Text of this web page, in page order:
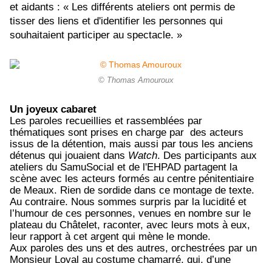
et aidants : « Les différents ateliers ont permis de
tisser des liens et d'identifier les personnes qui
souhaitaient participer au spectacle. »
© Thomas Amouroux
Un joyeux cabaret
Les paroles recueillies et rassemblées par
thématiques sont prises en charge par des acteurs
issus de la détention, mais aussi par tous les anciens
détenus qui jouaient dans Watch. Des participants aux
ateliers du SamuSocial et de l'EHPAD partagent la
scène avec les acteurs formés au centre pénitentiaire
de Meaux. Rien de sordide dans ce montage de texte.
Au contraire. Nous sommes surpris par la lucidité et
l’humour de ces personnes, venues en nombre sur le
plateau du Châtelet, raconter, avec leurs mots à eux,
leur rapport à cet argent qui mène le monde.
Aux paroles des uns et des autres, orchestrées par un
Monsieur Loyal au costume chamarré, qui, d’une